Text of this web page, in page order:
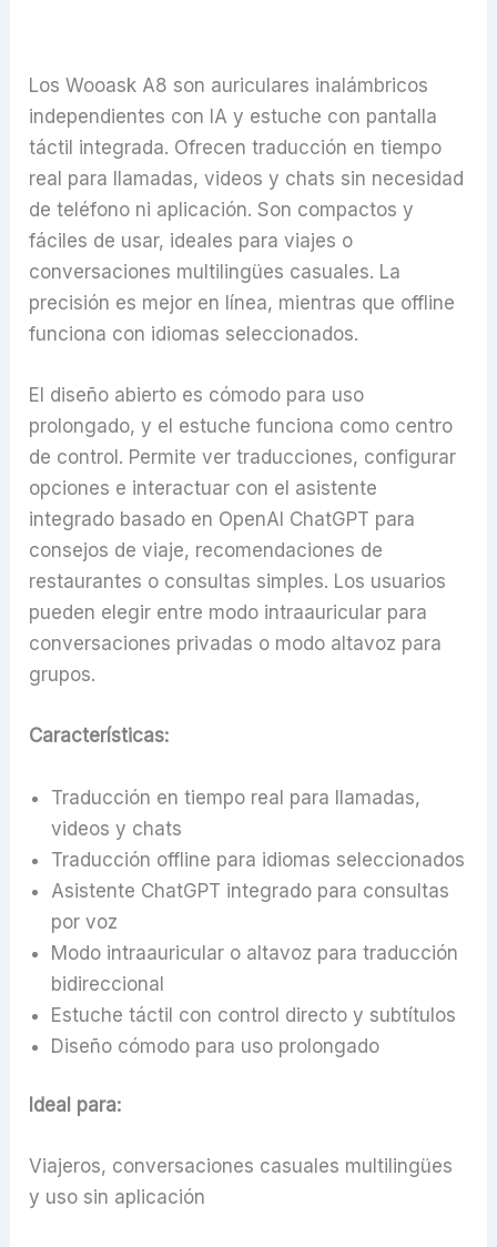
Los Wooask A8 son auriculares inalámbricos
independientes con IA y estuche con pantalla
táctil integrada. Ofrecen traducción en tiempo
real para llamadas, videos y chats sin necesidad
de teléfono ni aplicación. Son compactos y
fáciles de usar, ideales para viajes o
conversaciones multilingües casuales. La
precisión es mejor en línea, mientras que offline
funciona con idiomas seleccionados.
El diseño abierto es cómodo para uso
prolongado, y el estuche funciona como centro
de control. Permite ver traducciones, configurar
opciones e interactuar con el asistente
integrado basado en OpenAI ChatGPT para
consejos de viaje, recomendaciones de
restaurantes o consultas simples. Los usuarios
pueden elegir entre modo intraauricular para
conversaciones privadas o modo altavoz para
grupos.
Características:
Traducción en tiempo real para llamadas,
videos y chats
Traducción offline para idiomas seleccionados
Asistente ChatGPT integrado para consultas
por voz
Modo intraauricular o altavoz para traducción
bidireccional
Estuche táctil con control directo y subtítulos
Diseño cómodo para uso prolongado
Ideal para:
Viajeros, conversaciones casuales multilingües
y uso sin aplicación